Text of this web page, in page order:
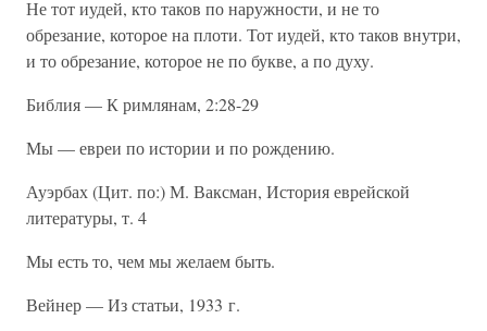
Не тот иудей, кто таков по наружности, и не то
обрезание, которое на плоти. Тот иудей, кто таков внутри,
и то обрезание, которое не по букве, а по духу.
Библия — К римлянам, 2:28-29
Мы — евреи по истории и по рождению.
Ауэрбах (Цит. по:) М. Ваксман, История еврейской
литературы, т. 4
Мы есть то, чем мы желаем быть.
Вейнер — Из статьи, 1933 г.